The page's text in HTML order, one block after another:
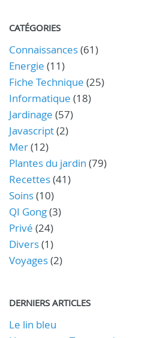
CATÉGORIES
Connaissances(61)
Energie (11)
Fiche Technique (25)
Informatique (18)
Jardinage (57)
Javascript(2)
Mer(12)
Plantes du jardin (79)
Recettes(41)
Soins(10)
QI Gong(3)
Privé (24)
Divers(1)
Voyages(2)
DERNIERS ARTICLES
Le lin bleu